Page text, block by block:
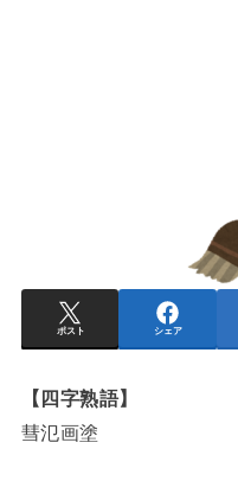
ポスト シェア
【四字熟語】
彗氾画塗